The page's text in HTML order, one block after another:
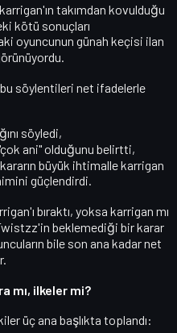
takımdan kovulduğu
kötü sonuçları
oyuncunun günah keçisi ilan
bu söylentileri net ifadelerle
söyledi,
ani"olduğunu belirtti,
büyük ihtimallekarrigan
güçlendirdi.
bıraktı, yoksa karrigan mı
beklemediği bir karar
bile son ana kadar net
mı, ilkeler mi?
üç ana başlıkta toplandı: